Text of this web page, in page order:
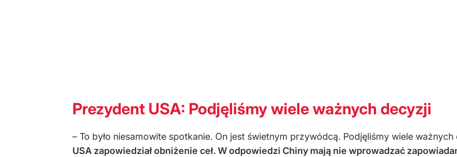
Prezydent USA: Podjęliśmy wiele ważnych decyzji
– To było niesamowite spotkanie. On jest świetnym przywódcą. Podjęliśmy wiele
USA zapowiedział obniżenie ceł. W odpowiedzi Chiny mają nie wprowadzać